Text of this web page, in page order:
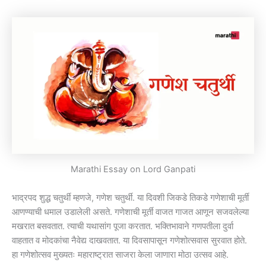
Marathi Essay on Lord Ganpati
भाद्रपद शुद्ध चतुर्थी म्हणजे, गणेश चतुर्थी. या दिवशी जिकडे तिकडे गणेशाची मूर्ती
आणण्याची धमाल उडालेली असते. गणेशाची मूर्ती वाजत गाजत आणून सजवलेल्या
मखरात बसवतात. त्याची यथासांग पूजा करतात. भक्तिभावाने गणपतीला दुर्वा
वाहतात व मोदकांचा नैवेद्य दाखवतात. या दिवसापासून गणेशोत्सवास सुरवात होते.
हा गणेशोत्सव मुख्यतः महाराष्ट्रात साजरा केला जाणारा मोठा उत्सव आहे.